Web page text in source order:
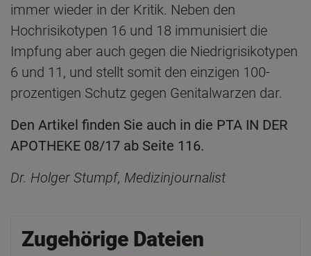
immer wieder in der Kritik. Neben den
Hochrisikotypen 16 und 18 immunisiert die
Impfung aber auch gegen die Niedrigrisikotypen
6 und 11, und stellt somit den einzigen 100-
prozentigen Schutz gegen Genitalwarzen dar.
Den Artikel finden Sie auch in die PTA IN DER
APOTHEKE 08/17 ab Seite 116.
Dr. Holger Stumpf, Medizinjournalist
Zugehörige Dateien